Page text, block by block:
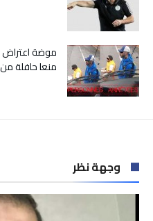
موضة
منعا حافلة من
وجهة نظر